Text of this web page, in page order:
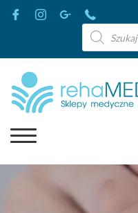
Wyszukiwarka
produktów